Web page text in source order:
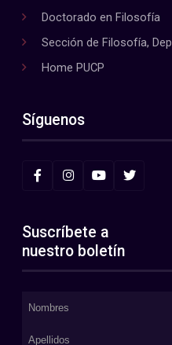
Doctorado en Filosofía
Sección de Filosofía,
Home PUCP
Síguenos
Suscríbete a
nuestro boletín